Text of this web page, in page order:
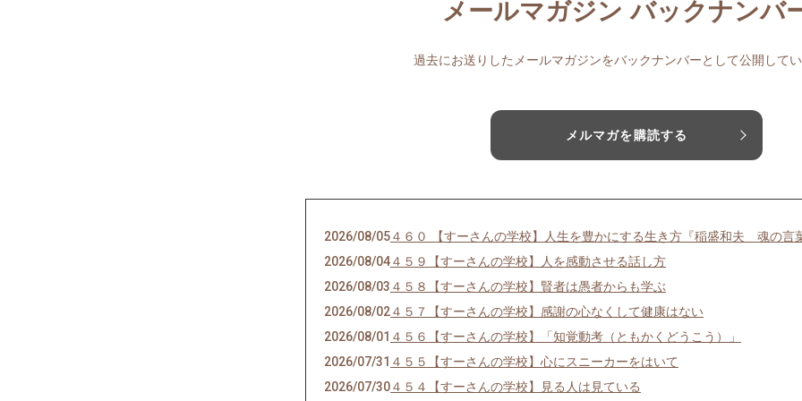
メールマガジン バックナンバ
過去にお送りしたメールマガジンをバックナンバーとして公開してい
メルマガを購読する
2026/08/05４６０ 【すーさんの学校】人生を豊かにする生き方『稲盛和夫 魂の言
2026/08/04４５９【すーさんの学校】人を感動させる話し方
2026/08/03 ４５８【すーさんの学校】賢者は愚者からも学ぶ
2026/08/02４５７【すーさんの学校】感謝の心なくして健康はない
2026/08/01 ４５６【すーさんの学校】「知覚動考（ともかくどうこう）」
2026/07/31 ４５５【すーさんの学校】心にスニーカーをはいて
2026/07/30４５４【すーさんの学校】見る人は見ている